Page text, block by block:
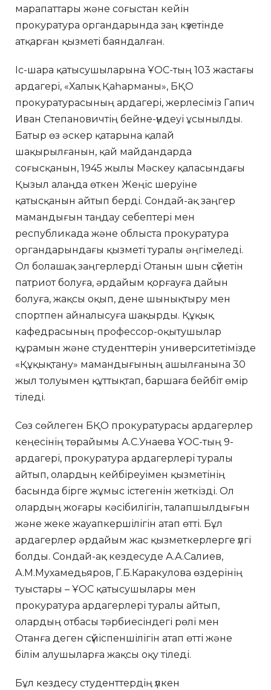
марапаттары және соғыстан кейін
прокуратура органдарында заң күзетінде
атқарған қызметі баяндалған.
Іс-шара қатысушыларына ҰОС-тың 103 жастағы
ардагері, «Халық Қаһарманы», БҚО
прокуратурасының ардагері, жерлесіміз Гапич
Иван Степановичтің бейне-үндеуі ұсынылды.
Батыр өз әскер қатарына қалай
шақырылғанын, қай майдандарда
соғысқанын, 1945 жылы Мәскеу қаласындағы
Қызыл алаңда өткен Жеңіс шеруіне
қатысқанын айтып берді. Сондай-ақ заңгер
мамандығын таңдау себептері мен
республикада және облыста прокуратура
органдарындағы қызметі туралы әңгімеледі.
Ол болашақ заңгерлерді Отанын шын сүйетін
патриот болуға, әрдайым қорғауға дайын
болуға, жақсы оқып, дене шынықтыру мен
спортпен айналысуға шақырды. Құқық
кафедрасының профессор-оқытушылар
құрамын және студенттерін университетімізде
«Құқықтану» мамандығының ашылғанына 30
жыл толуымен құттықтап, баршаға бейбіт өмір
тіледі.
Сөз сөйлеген БҚО прокуратурасы ардагерлер
кеңесінің төрайымы А.С.Унаева ҰОС-тың 9-
ардагері, прокуратура ардагерлері туралы
айтып, олардың кейбіреуімен қызметінің
басында бірге жұмыс істегенін жеткізді. Ол
олардың жоғары кәсібилігін, талапшылдығын
және жеке жауапкершілігін атап өтті. Бұл
ардагерлер әрдайым жас қызметкерлерге үлгі
болды. Сондай-ақ кездесуде А.А.Салиев,
А.М.Мухамедьяров, Г.Б.Каракулова өздерінің
туыстары – ҰОС қатысушылары мен
прокуратура ардагерлері туралы айтып,
олардың отбасы тәрбиесіндегі рөлі мен
Отанға деген сүйіспеншілігін атап өтті және
білім алушыларға жақсы оқу тіледі.
Бұл кездесу студенттердің үлкен